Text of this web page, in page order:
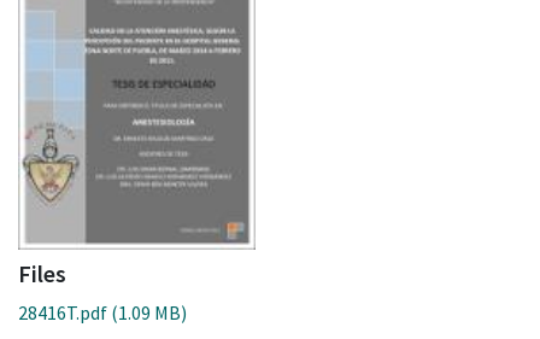
Files
28416T.pdf (1.09 MB)